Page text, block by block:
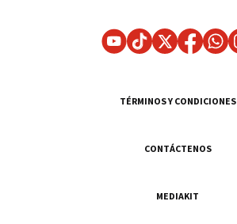
TÉRMINOS Y CONDICIONES
CONTÁCTENOS
MEDIAKIT